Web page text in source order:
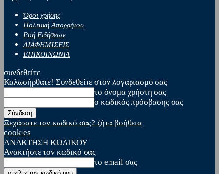
Όροι χρήσης
Πολιτική Απορρήτου
Ροή Ειδήσεων
ΔΙΑΦΗΜΙΣΕΙΣ
ΕΠΙΚΟΙΝΩΝΙΑ
συνδεθείτε
Καλωσήρθατε! Συνδεθείτε στον λογαριασμό σας
το όνομα χρήστη σας
ο κωδικός πρόσβασης σας
Ξεχάσατε τον κωδικό σας? ζήτα βοήθεια
cookies
ΑΝΑΚΤΗΣΗ ΚΩΔΙΚΟΥ
Ανακτήστε τον κωδικό σας
το email σας